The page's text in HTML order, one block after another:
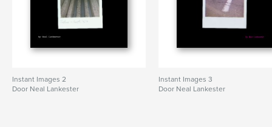
Instant Images 2
Door Neal Lankester
Instant Images 3
Door Neal Lankester